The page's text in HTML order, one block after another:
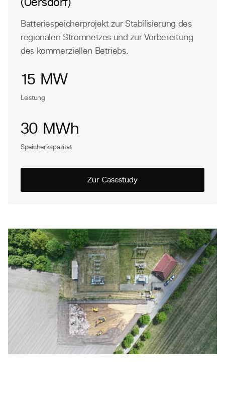
Batteriespeicherprojekt zur Stabilisierung des
regionalen Stromnetzes und zur Vorbereitung
des kommerziellen Betriebs.
15 MW
Leistung
30 MWh
Speicherkapazität
Zur Casestudy